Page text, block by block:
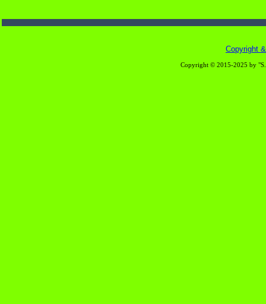
Copyright
Copyright © 2015-2025 by